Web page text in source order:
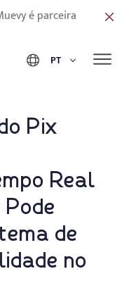
é parceira
PT
Pix
Real
de
no